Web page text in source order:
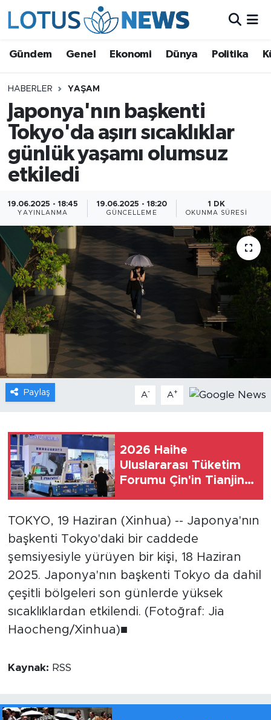
Gündem Genel Ekonomi Dünya Politika
HABERLER YAŞAM
Japonya'nın başkenti
Tokyo'da aşırı sıcaklıklar
günlük yaşamı olumsuz
etkiledi
19.06.2025 - 18:45
YAYINLANMA
19.06.2025 - 18:20
GÜNCELLEME
1 DK
OKUNMA SÜRESI
Paylaş A- A+
2026 Haihe
Uluslararası Tüketim
Forumu Çin'in Tianjin
TOKYO, 19 Haziran (Xinhua) -- Japonya'nın
başkenti Tokyo'daki bir caddede
şemsiyesiyle yürüyen bir kişi, 18 Haziran
2025. Japonya'nın başkenti Tokyo da dahil
çeşitli bölgeleri son günlerde yüksek
sıcaklıklardan etkilendi. (Fotoğraf: Jia
Haocheng/Xinhua)■
Kaynak: RSS
Ekonomi
Dünya
Politika
Kültür - Sanat ve Tarih
Yaşam
Bilim ve Teknoloji
Çin Fuarları
Gündem
Video
Sağlık
Foto Haber
Xinhua Türkiye
Seyahat